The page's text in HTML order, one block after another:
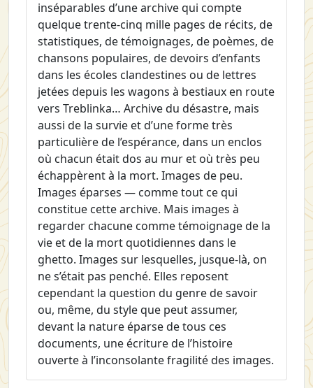
inséparables d’une archive qui compte
quelque trente-cinq mille pages de récits, de
statistiques, de témoignages, de poèmes, de
chansons populaires, de devoirs d’enfants
dans les écoles clandestines ou de lettres
jetées depuis les wagons à bestiaux en route
vers Treblinka… Archive du désastre, mais
aussi de la survie et d’une forme très
particulière de l’espérance, dans un enclos
où chacun était dos au mur et où très peu
échappèrent à la mort. Images de peu.
Images éparses — comme tout ce qui
constitue cette archive. Mais images à
regarder chacune comme témoignage de la
vie et de la mort quotidiennes dans le
ghetto. Images sur lesquelles, jusque-là, on
ne s’était pas penché. Elles reposent
cependant la question du genre de savoir
ou, même, du style que peut assumer,
devant la nature éparse de tous ces
documents, une écriture de l’histoire
ouverte à l’inconsolante fragilité des images.